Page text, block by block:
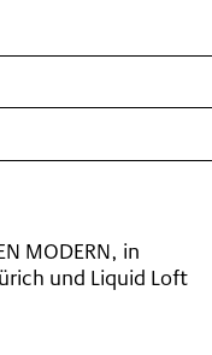
MODERN, in
und Liquid Loft